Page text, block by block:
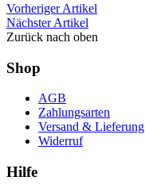
Vorheriger Artikel
Nächster Artikel
Zurück nach oben
Shop
AGB
Zahlungsarten
Versand & Lieferung
Widerruf
Hilfe